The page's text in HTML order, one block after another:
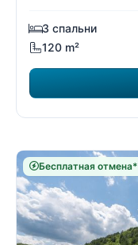
3 спальни
120 m²
Бесплатная отмена*